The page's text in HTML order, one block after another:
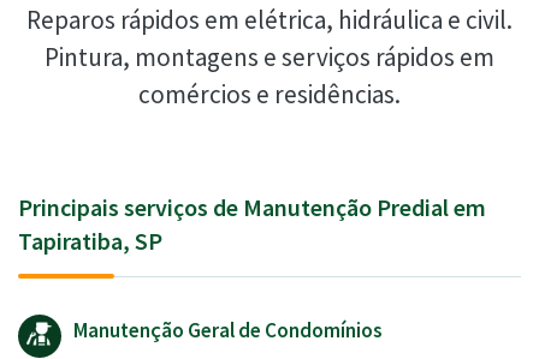
Reparos rápidos em elétrica, hidráulica e civil.
Pintura, montagens e serviços rápidos em
comércios e residências.
Principais serviços de Manutenção Predial em
Tapiratiba, SP
Manutenção Geral de Condomínios